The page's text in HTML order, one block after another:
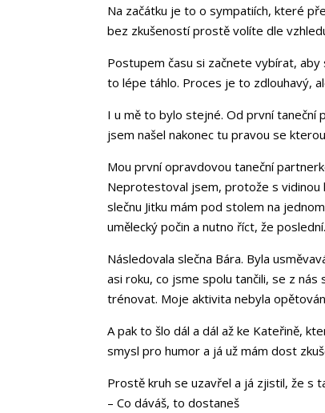
Na začátku je to o sympatiích, které
bez zkušeností prostě volíte dle
Postupem času si začnete vybírat,
to lépe táhlo. Proces je to zdlouhavý,
I u mě to bylo stejné. Od první taneční
jsem našel nakonec tu pravou se
Mou první opravdovou taneční
Neprotestoval jsem, protože s vidinou
slečnu Jitku mám pod stolem na
umělecký počin a nutno říct, že
Následovala slečna Bára. Byla
asi roku, co jsme spolu tančili, se z
trénovat. Moje aktivita nebyla
A pak to šlo dál a dál až ke Kateřině,
smysl pro humor a já už mám dost
Prostě kruh se uzavřel a já zjistil, že s
– Co dáváš, to dostaneš